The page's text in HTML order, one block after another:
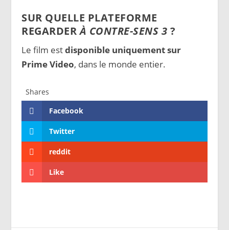
SUR QUELLE PLATEFORME
REGARDERÀ CONTRE-SENS 3 ?
Le film estdisponible uniquement sur
Prime Video, dans le monde entier.
Shares
Facebook
Twitter
reddit
Like